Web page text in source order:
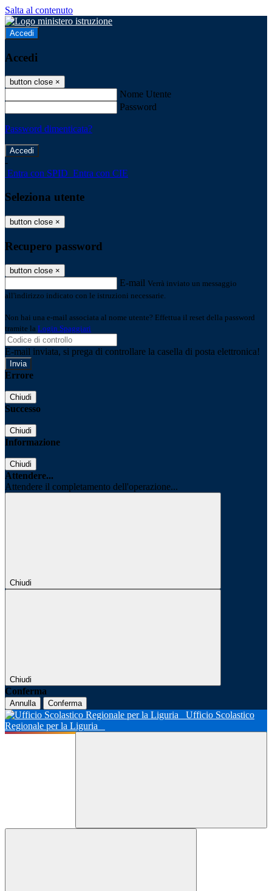
Salta al contenuto
Accedi
Accedi
button close ×
Nome Utente
Password
Password dimenticata?
-
Entra con SPID Entra con CIE
Seleziona utente
button close ×
Recupero password
button close ×
E-mail Verrà inviato un messaggio
all'indirizzo indicato con le istruzioni necessarie.
Non hai una e-mail associata al nome utente? Effettua il reset della password
tramite la Login Spaggiari
E-mail inviata, si prega di controllare la casella di posta elettronica!
Errore
Chiudi
Successo
Chiudi
Informazione
Chiudi
Attendere...
Attendere il completamento dell'operazione...
Chiudi
Chiudi
Conferma
Annulla Conferma
Ufficio Scolastico
Regionale per la Liguria